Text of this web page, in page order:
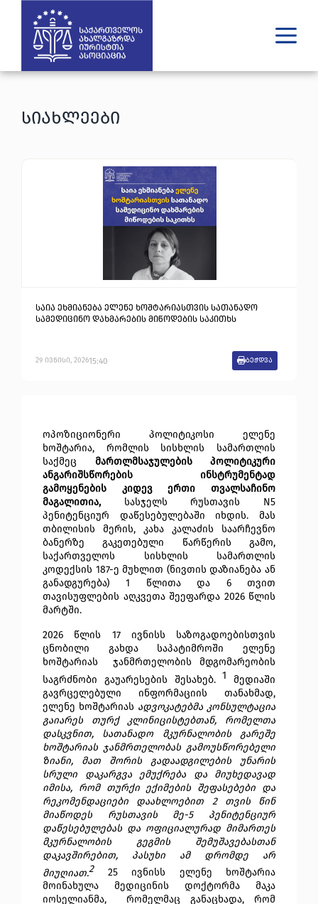
რას ვაკეთებთ
მედია
იურიდული დახმარება
GEEN
სიახლეები
საია ეხმიანება ელენე ხოშტარიასთვის სათანადო
სამედიცინო დახმარების მიწოდების საკითხს
29 ივნისი, 202615:40 ბეჭდვა
ოპოზიციონერი პოლიტიკოსი ელენე
ხოშტარია, რომლის სისხლის სამართლის
საქმეც მართლმსაჯულების პოლიტიკური
ანგარიშსწორების ინსტრუმენტად
გამოყენების კიდევ ერთი თვალსაჩინო
მაგალითია, სასჯელს რუსთავის N5
პენიტენციურ დაწესებულებაში იხდის. მას
თბილისის მერის, კახა კალაძის საარჩევნო
ბანერზე გაკეთებული წარწერის გამო,
საქართველოს სისხლის სამართლის
კოდექსის 187-ე მუხლით (ნივთის დაზიანება ან
განადგურება) 1 წლითა და 6 თვით
თავისუფლების აღკვეთა შეეფარდა 2026 წლის
მარტში.
2026 წლის 17 ივნისს საზოგადოებისთვის
ცნობილი გახდა საპატიმროში ელენე
ხოშტარიას  ჯანმრთელობის მდგომარეობის
საგრძნობი გაუარესების შესახებ. 1
მედიაში
გავრცელებული ინფორმაციის თანახმად,
ელენე ხოშტარიას ადვოკატებმა კონსულტაცია
გაიარეს თურქ კლინიცისტებთან, რომელთა
დასკვნით, სათანადო მკურნალობის გარეშე
ხოშტარიას ჯანმრთელობას გამოუსწორებელი
ზიანი, მათ შორის გადაადგილების უნარის
სრული დაკარგვა ემუქრება და მიუხედავად
იმისა, რომ თურქი ექიმების შეფასებები და
რეკომენდაციები დაახლოებით 2 თვის წინ
მიაწოდეს რუსთავის მე-5 პენიტენციურ
დაწესებულებას და ოფიციალურად მიმართეს
მკურნალობის გეგმის შემუშავებასთან
დაკავშირებით, პასუხი ამ დრომდე არ
მიუღიათ.2
25 ივნისს ელენე ხოშტარია
მოინახულა მედიცინის დოქტორმა მაკა